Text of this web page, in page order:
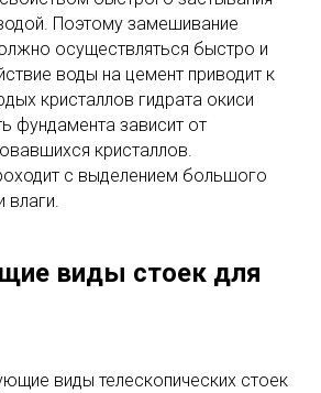
Поэтому замешивание
осуществляться быстро и
воды на цемент приводит к
кристаллов гидрата окиси
фундамента зависит от
кристаллов.
с выделением большого
влаги.
виды стоек для
виды телескопических стоек